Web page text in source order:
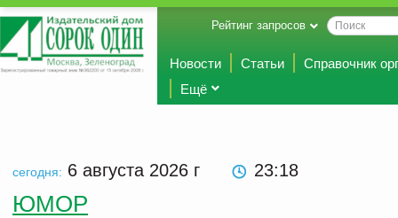
Рейтинг запросов
Новости Статьи
Справочник
Ещё
сегодня: 6 августа 2026 г 23:18
ЮМОР